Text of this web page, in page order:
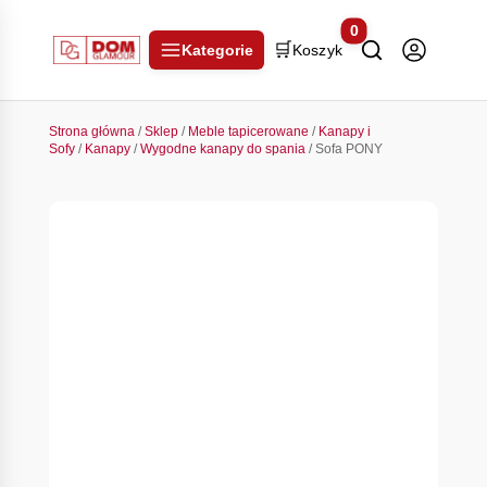
Kategorie 🛒 Koszyk
0
Strona główna/Sklep/ Meble tapicerowane / Kanapy i
Sofy/ Kanapy/Wygodne kanapy do spania/ Sofa PONY